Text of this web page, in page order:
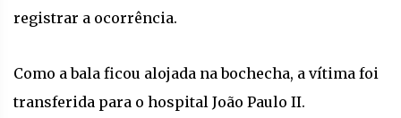
registrar a ocorrência.
Como a bala ficou alojada na bochecha, a vítima foi
transferida para o hospital João Paulo II.